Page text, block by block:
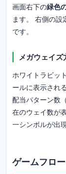
画面右下の緑色
ます。 右側の設
です。
メガウェイズ
ホワイトラビッ
ールに表示され
配当パターン数
在のウェイ数が
一シンボルが出
ゲームフロ